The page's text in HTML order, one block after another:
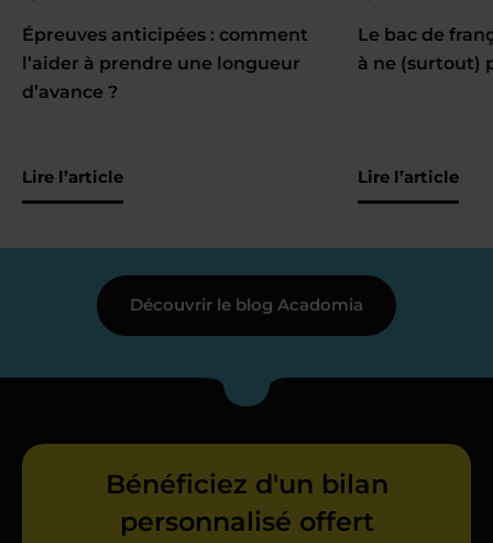
Épreuves anticipées : comment
l’aider à prendre une longueur
d’avance ?
Lire l’article
Le bac de
à ne (surtout)
Lire l’article
Découvrir le blog Acadomia
Bénéficiez d'un bilan
personnalisé offert